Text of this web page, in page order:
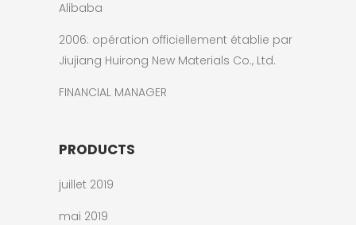
Alibaba
2006: opération officiellement établie par
Jiujiang Huirong New Materials Co., Ltd.
FINANCIAL MANAGER
PRODUCTS
juillet 2019
mai 2019